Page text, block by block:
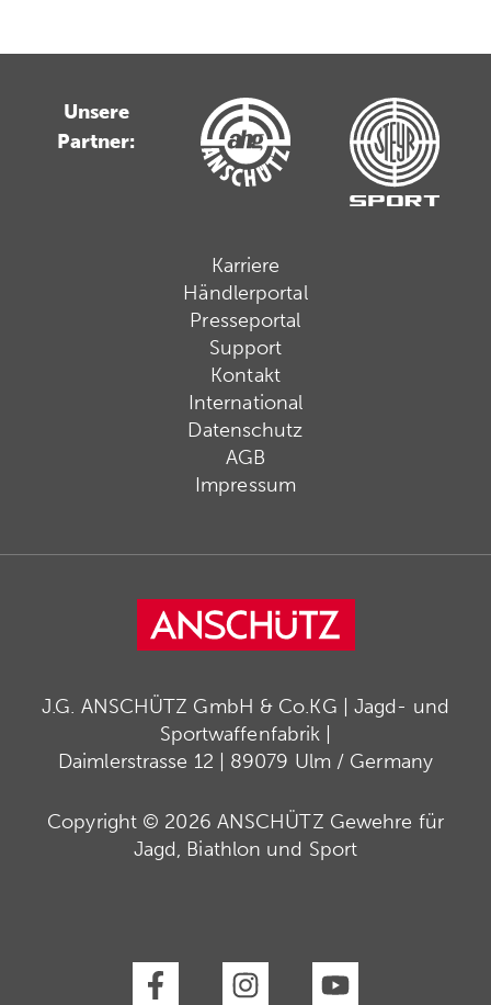
Unsere
Partner:
Karriere
Händlerportal
Presseportal
Support
Kontakt
International
Datenschutz
AGB
Impressum
J.G. ANSCHÜTZ GmbH & Co.KG | Jagd- und
Sportwaffenfabrik |
Daimlerstrasse 12 | 89079 Ulm / Germany
Copyright © 2026 ANSCHÜTZ Gewehre für
Jagd, Biathlon und Sport